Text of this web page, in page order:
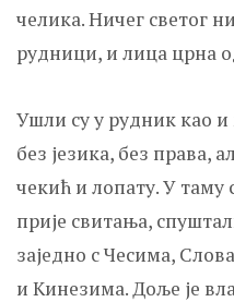
челика. Ничег светог
рудници, и лица црна
Ушли су у рудник као и
без језика, без права,
чекић и лопату. У таму
прије свитања,
заједно с Чесима,
и Кинезима. Доље је